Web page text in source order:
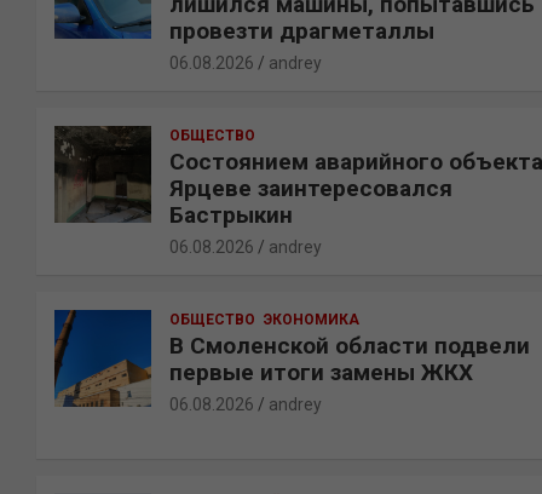
провезти драгметаллы
06.08.2026 andrey
ОБЩЕСТВО
Состоянием аварийного
Ярцеве заинтересовался
Бастрыкин
06.08.2026 andrey
ОБЩЕСТВО ЭКОНОМИКА
В Смоленской области подвели
первые итоги замены ЖКХ
06.08.2026 andrey